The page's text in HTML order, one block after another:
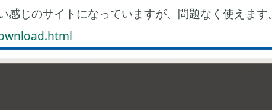
感じのサイトになっていますが、問題なく使えます。